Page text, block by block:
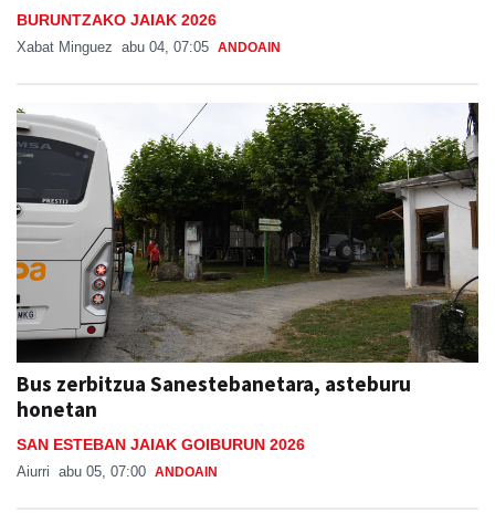
BURUNTZAKO JAIAK 2026
Xabat Minguez abu 04, 07:05 ANDOAIN
Bus zerbitzua Sanestebanetara, asteburu
honetan
SAN ESTEBAN JAIAK GOIBURUN 2026
Aiurri abu 05, 07:00 ANDOAIN